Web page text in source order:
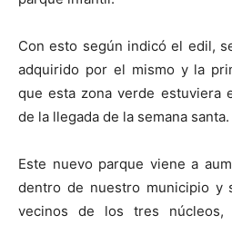
Con esto según indicó el edil,
adquirido por el mismo y la
que esta zona verde estuviera
de la llegada de la semana santa.
Este nuevo parque viene a
dentro de nuestro municipio y
vecinos de los tres núcleos,